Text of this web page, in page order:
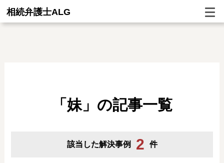
相続弁護士ALG
「妹」の記事一覧
該当した解決事例 2 件